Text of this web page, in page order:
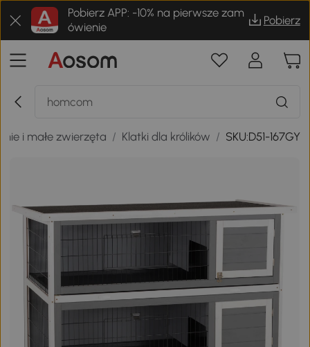
Pobierz APP: -10% na pierwsze zam
ówienie
Pobierz
i małe zwierzęta / Klatki dla królików / SKU:D51-167GY